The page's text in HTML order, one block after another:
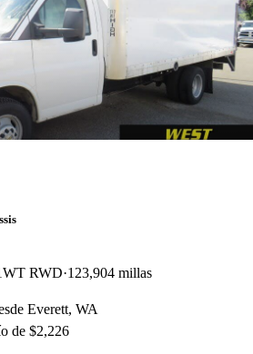
RWD 123,904 millas
Everett, WA
de $2,226